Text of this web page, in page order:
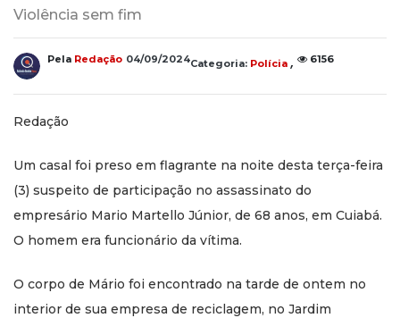
Violência sem fim
Pela Redação 04/09/2024Categoria: Polícia , 6156
Redação
Um casal foi preso em flagrante na noite desta terça-feira
(3) suspeito de participação no assassinato do
empresário Mario Martello Júnior, de 68 anos, em Cuiabá.
O homem era funcionário da vítima.
O corpo de Mário foi encontrado na tarde de ontem no
interior de sua empresa de reciclagem, no Jardim